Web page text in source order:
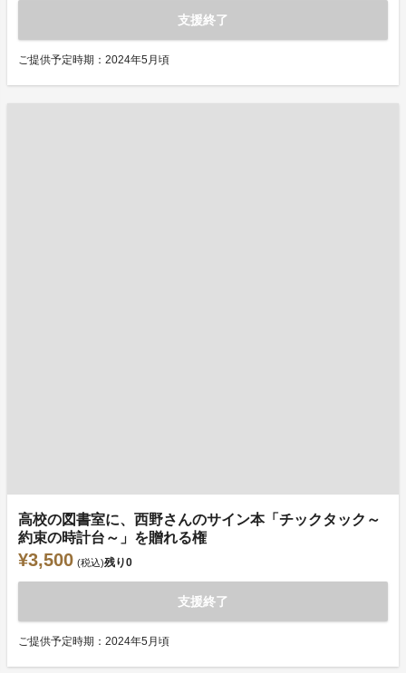
支援終了
ご提供予定時期：2024年5月頃
高校の図書室に、西野さんのサイン本「チックタック～
約束の時計台～」を贈れる権
¥3,500 (税込)残り0
支援終了
ご提供予定時期：2024年5月頃